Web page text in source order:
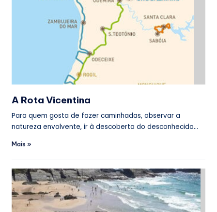
A Rota Vicentina
Para quem gosta de fazer caminhadas, observar a
natureza envolvente, ir à descoberta do desconhecido…
Mais »